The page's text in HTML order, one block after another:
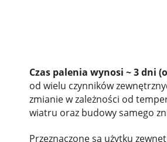
Czas palenia wynosi ~ 3 dni
od wielu czynników
zmianie w zależności od
wiatru oraz budowy samego
Przeznaczone są użytku